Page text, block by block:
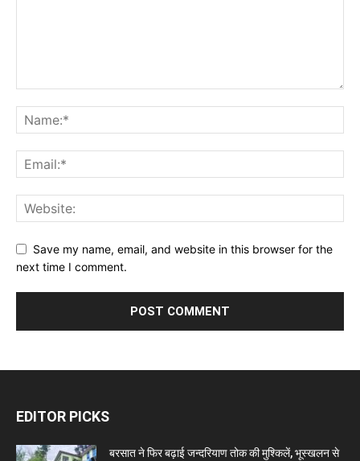
Save my name, email, and website in this browser for the
next time I comment.
EDITOR PICKS
बरसात ने फिर बढ़ाई जन्दरियाण तोक की मुश्किलें, भूस्खलन से